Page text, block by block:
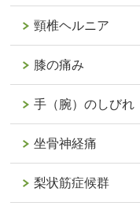
頸椎ヘルニア
膝の痛み
手（腕）のしびれ
坐骨神経痛
梨状筋症候群